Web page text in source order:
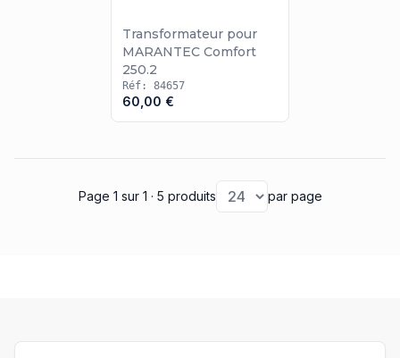
Transformateur pour
MARANTEC Comfort
250.2
Réf: 84657
60,00 €
Page 1 sur 1 · 5 produits par page